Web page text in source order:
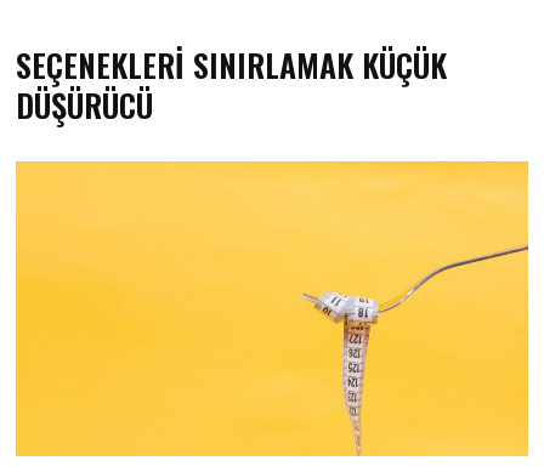
SEÇENEKLERİ SINIRLAMAK KÜÇÜK
DÜŞÜRÜCÜ